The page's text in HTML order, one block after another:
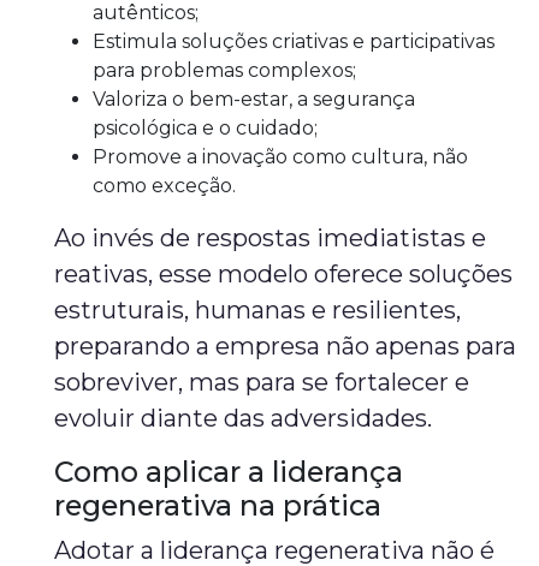
autênticos;
Estimula soluções criativas e participativas
para problemas complexos;
Valoriza o bem-estar, a segurança
psicológica e o cuidado;
Promove a inovação como cultura, não
como exceção.
Ao invés de respostas imediatistas e
reativas, esse modelo oferece soluções
estruturais, humanas e resilientes,
preparando a empresa não apenas para
sobreviver, mas para se fortalecer e
evoluir diante das adversidades.
Como aplicar a liderança
regenerativa na prática
Adotar a liderança regenerativa não é